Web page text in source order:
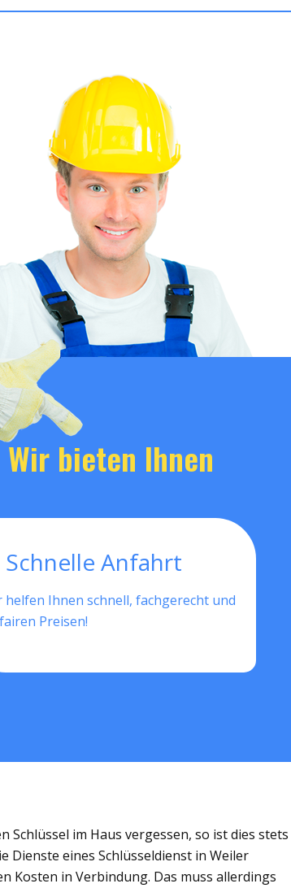
Wir bieten Ihnen
Schnelle Anfahrt
helfen Ihnen schnell, fachgerecht und
Preisen!
Schlüssel im Haus vergessen, so ist dies stets
Dienste eines Schlüsseldienst in Weiler
Kosten in Verbindung. Das muss allerdings